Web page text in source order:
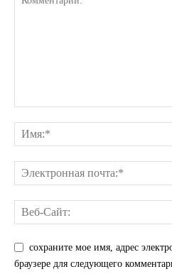
сохраните мое имя, адрес
браузере для следующего